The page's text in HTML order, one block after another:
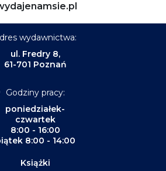
wydawnictwa:
ul. Fredry 8,
61-701 Poznań
Godziny pracy:
poniedziałek-
czwartek
8:00 - 16:00
8:00 - 14:00
Książki